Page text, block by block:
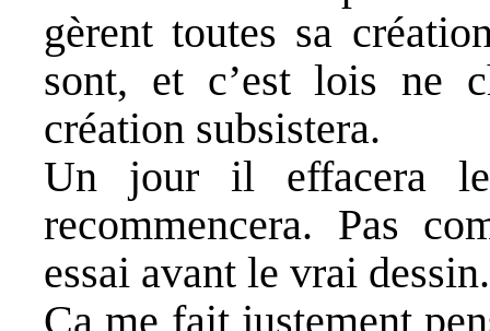
gèrent toutes sa
sont, et c’est lois ne
création subsistera.
Un jour il effacera
recommencera. Pas
essai avant le vrai dessin.
Ça me fait justement